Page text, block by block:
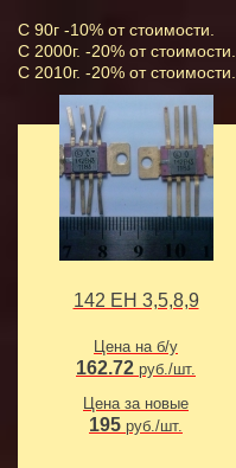
С 90г -10% от стоимости.
С 2000г. -20% от стоимости.
С 2010г. -20% от стоимости.
142 ЕН 3,5,8,9
Цена на б/у
162.72 руб./шт.
Цена за новые
195 руб./шт.